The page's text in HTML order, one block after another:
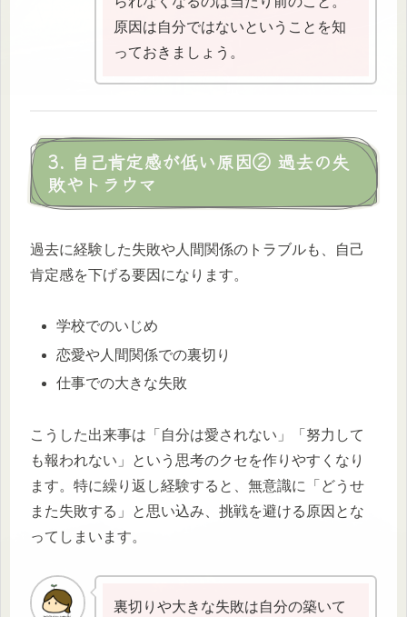
原因は自分ではないということを知
っておきましょう。
3. 自己肯定感が低い原因② 過去の失
敗やトラウマ
過去に経験した失敗や人間関係のトラブルも、自己
肯定感を下げる要因になります。
学校でのいじめ
恋愛や人間関係での裏切り
仕事での大きな失敗
こうした出来事は「自分は愛されない」「努力して
も報われない」という思考のクセを作りやすくなり
ます。特に繰り返し経験すると、無意識に「どうせ
また失敗する」と思い込み、挑戦を避ける原因とな
ってしまいます。
裏切りや大きな失敗は自分の築いて